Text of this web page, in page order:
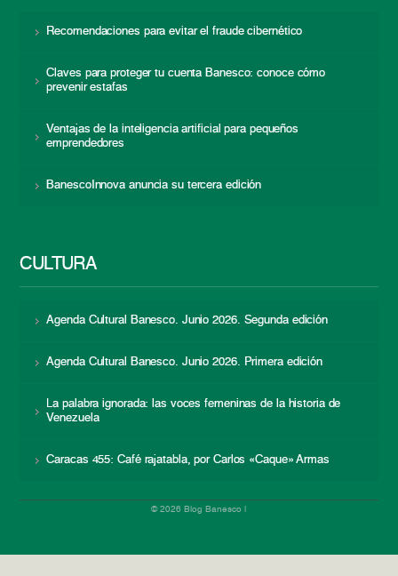
Recomendaciones para evitar el fraude cibernético
Claves para proteger tu cuenta Banesco: conoce cómo
prevenir estafas
Ventajas de la inteligencia artificial para pequeños
emprendedores
BanescoInnova anuncia su tercera edición
CULTURA
Agenda Cultural Banesco. Junio 2026. Segunda edición
Agenda Cultural Banesco. Junio 2026. Primera edición
La palabra ignorada: las voces femeninas de la historia de
Venezuela
Caracas 455: Café rajatabla, por Carlos «Caque» Armas
© 2026 Blog Banesco |